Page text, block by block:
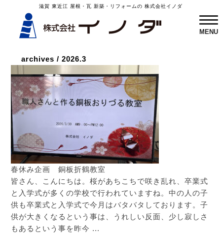
滋賀 東近江 屋根・瓦 新築・リフォームの 株式会社イノダ
MENU
archives / 2026.3
春休み企画 銅板折鶴教室
皆さん、こんにちは。桜があちこちで咲き乱れ、卒業式
と入学式が多くの学校で行われていますね。中の人の子
供も卒業式と入学式で今月はバタバタしております。子
供が大きくなるという事は、うれしい反面、少し寂しさ
もあるという事を昨今 ...